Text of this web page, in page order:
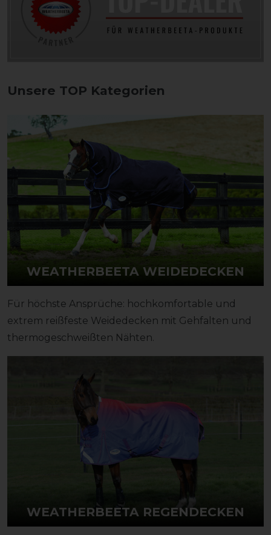
Unsere TOP Kategorien
WEATHERBEETA WEIDEDECKEN
Für höchste Ansprüche: hochkomfortable und
extrem reißfeste Weidedecken mit Gehfalten und
thermogeschweißten Nähten.
WEATHERBEETA REGENDECKEN